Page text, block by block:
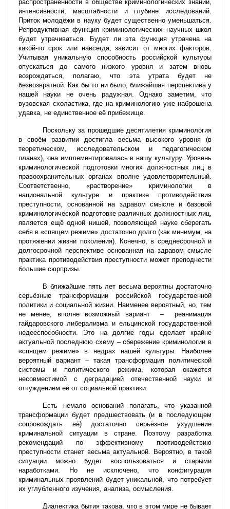
распространённости в обществе криминологических знаний,
интенсивности, масштабности и глубине исследований.
Приток молодёжи в науку будет существенно уменьшаться.
Репродуктивная функция криминологических научных школ
будет утрачиваться. Будет ли эта функция утрачена на
какой-то срок или навсегда, зависит от многих факторов.
Учитывая уникальную способность российской культуры
опускаться до самого низкого уровня и затем вновь
возрождаться, полагаю, что эта утрата будет не
безвозвратной. Как бы то ни было, ближайшая перспектива у
нашей науки не очень радужная. Однако заметим, что
вузовская схоластика, где на криминологию уже наброшена
удавка, не единственное её прибежище.
Поскольку за прошедшие десятилетия криминология
в своём развитии достигла весьма высокого уровня (в
теоретическом, исследовательском и педагогическом
планах), она имплементировалась в нашу культуру. Уровень
криминологической подготовки многих должностных лиц в
правоохранительных органах вполне удовлетворительный.
Соответственно, «растворение» криминологии в
национальной культуре и практике противодействия
преступности, основанной на здравом смысле и базовой
криминологической подготовке различных должностных лиц,
является ещё одной нишей, позволяющей науке сберегать
себя в «спящем режиме» достаточно долго (как минимум, на
протяжении жизни поколения). Конечно, в среднесрочной и
долгосрочной перспективе основанная на здравом смысле
практика противодействия преступности может преподнести
большие сюрпризы.
В ближайшие пять лет весьма вероятны достаточно
серьёзные трансформации российской государственной
политики и социальной жизни. Наименее вероятный, но, тем
не менее, вполне возможный вариант – реанимация
гайдаровского либерализма и ельцинской государственной
недееспособности. Это на долгие годы сделает крайне
актуальной последнюю схему – сбережение криминологии в
«спящем режиме» в недрах нашей культуры. Наиболее
вероятный вариант – такая трансформация политической
системы и политического режима, которая окажется
несовместимой с деградацией отечественной науки и
отчуждением её от социальной практики.
Есть немало оснований полагать, что указанной
трансформации будет предшествовать (и в последующем
сопровождать её) достаточно серьёзное ухудшение
криминальной ситуации в стране. Поэтому разработка
рекомендаций по эффективному противодействию
преступности станет весьма актуальной. Вероятно, в такой
ситуации можно будет воспользоваться и старыми
наработками. Но не исключено, что конфигурация
криминальных проявлений будет уникальной, что потребует
их углубленного изучения, анализа, осмысления.
Диалектика бытия такова, что в этом мире не бывает